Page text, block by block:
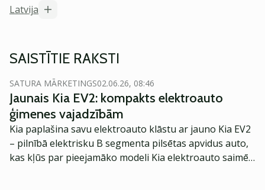
Latvija
SAISTĪTIE RAKSTI
SATURA MĀRKETINGS02.06.26, 08:46
Jaunais Kia EV2: kompakts elektroauto
ģimenes vajadzībām
Kia paplašina savu elektroauto klāstu ar jauno Kia EV2
– pilnībā elektrisku B segmenta pilsētas apvidus auto,
kas kļūs par pieejamāko modeli Kia elektroauto saimē